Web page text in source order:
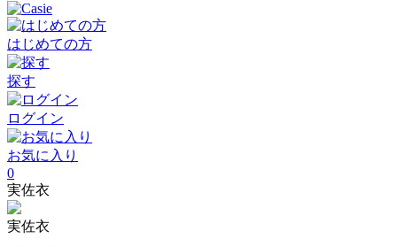
はじめての方
探す
ログイン
お気に入り
0
実佐衣
実佐衣